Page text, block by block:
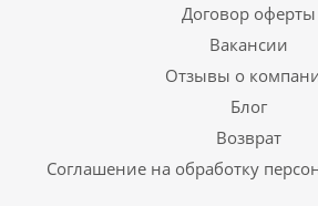
Договор оферты
Вакансии
Отзывы о
Блог
Возврат
Соглашение на обработку